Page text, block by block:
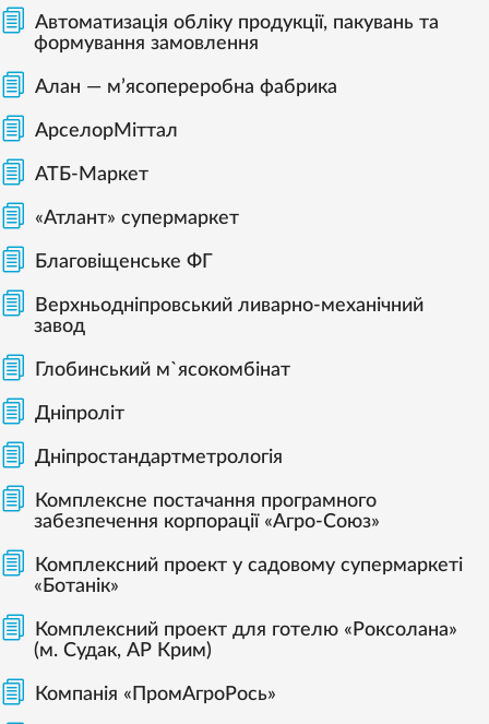
Автоматизація обліку продукції, пакувань та
формування замовлення
Алан — м’ясопереробна фабрика
АрселорМіттал
АТБ-Маркет
«Атлант» супермаркет
Благовіщенське ФГ
Верхньодніпровський ливарно-механічний
завод
Глобинський м`ясокомбінат
Дніпроліт
Дніпростандартметрологія
Комплексне постачання програмного
забезпечення корпорації «Агро-Союз»
Комплексний проект у садовому супермаркеті
«Ботанік»
Комплексний проект для готелю «Роксолана»
(м. Судак, АР Крим)
Компанія «ПромАгроРось»